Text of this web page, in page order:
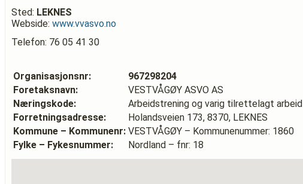
Sted: LEKNES
Webside: www.vvasvo.no
Telefon: 76 05 41 30
Organisasjonsnr:
967298204
Foretaksnavn:
VESTVÅGØY ASVO AS
Næringskode:
Arbeidstrening og varig tilrettelagt arbeid
Forretningsadresse:
Holandsveien 173, 8370, LEKNES
Kommune – Kommunenr: VESTVÅGØY – Kommunenummer: 1860
Fylke – Fykesnummer:
Nordland – fnr: 18